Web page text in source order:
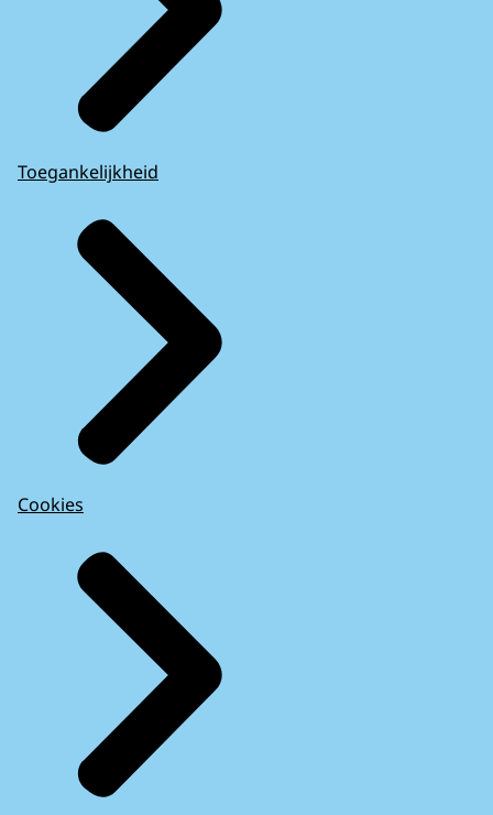
Toegankelijkheid
Cookies